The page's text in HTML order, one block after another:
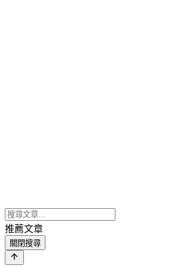
推薦文章
關閉搜尋